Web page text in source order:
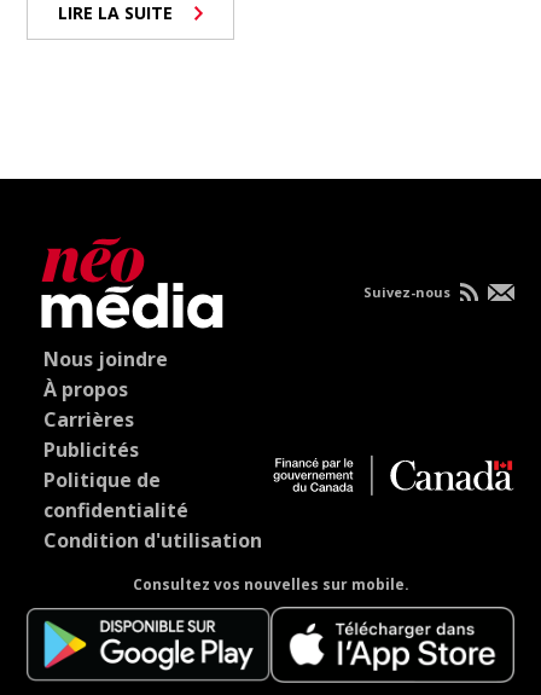
LIRE LA SUITE
Nous joindre
À propos
Carrières
Publicités
Politique de
confidentialité
Condition d'utilisation
Consultez vos nouvelles sur mobile.
Suivez-nous